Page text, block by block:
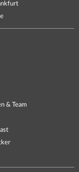
& Team